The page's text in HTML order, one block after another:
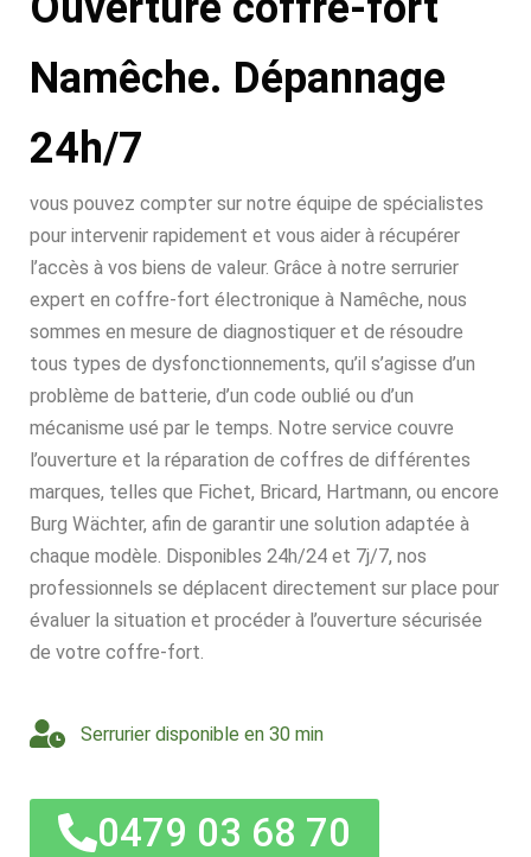
Namêche. Dépannage
24h/7
vous pouvez compter sur notre équipe de spécialistes
pour intervenir rapidement et vous aider à récupérer
l’accès à vos biens de valeur. Grâce à notre serrurier
expert en coffre-fort électronique à Namêche, nous
sommes en mesure de diagnostiquer et de résoudre
tous types de dysfonctionnements, qu’il s’agisse d’un
problème de batterie, d’un code oublié ou d’un
mécanisme usé par le temps. Notre service couvre
l’ouverture et la réparation de coffres de différentes
marques, telles que Fichet, Bricard, Hartmann, ou encore
Burg Wächter, afin de garantir une solution adaptée à
chaque modèle. Disponibles 24h/24 et 7j/7, nos
professionnels se déplacent directement sur place pour
évaluer la situation et procéder à l’ouverture sécurisée
de votre coffre-fort.
Serrurier disponible en 30 min
0479 03 68 70